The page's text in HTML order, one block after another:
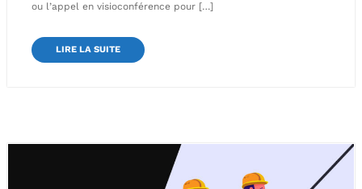
ou l’appel en visioconférence pour […]
LIRE LA SUITE